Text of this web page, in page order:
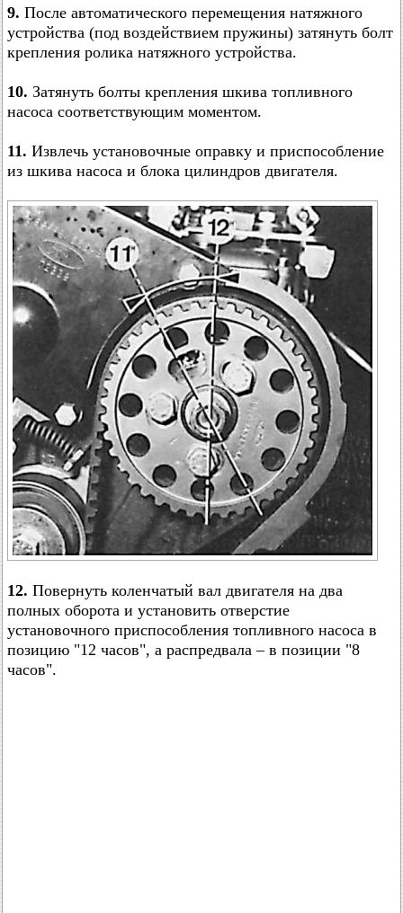
9. После автоматического перемещения натяжного
устройства (под воздействием пружины) затянуть болт
крепления ролика натяжного устройства.
10. Затянуть болты крепления шкива топливного
насоса соответствующим моментом.
11. Извлечь установочные оправку и приспособление
из шкива насоса и блока цилиндров двигателя.
12. Повернуть коленчатый вал двигателя на два
полных оборота и установить отверстие
установочного приспособления топливного насоса в
позицию "12 часов", а распредвала – в позиции "8
часов".